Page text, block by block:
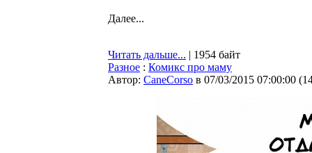
Далее...
Читать дальше... | 1954 байт
Разное : Комикс про маму
Автор: CaneCorso в 07/03/2015 07:00:00 (